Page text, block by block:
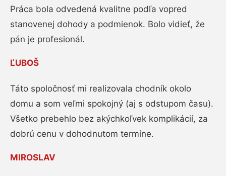
Práca bola odvedená kvalitne podľa vopred
stanovenej dohody a podmienok. Bolo vidieť, že
pán je profesionál.
ĽUBOŠ
Táto spoločnosť mi realizovala chodník okolo
domu a som veľmi spokojný (aj s odstupom času).
Všetko prebehlo bez akýchkoľvek komplikácií, za
dobrú cenu v dohodnutom termíne.
MIROSLAV